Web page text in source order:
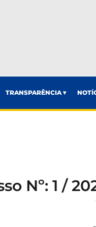
TRANSPARÊNCIA ▾
Nº: 1 /